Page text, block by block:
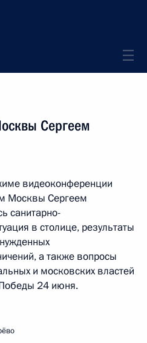
Сергеем
видеоконференции
Москвы Сергеем
санитарно-
в столице, результаты
а также вопросы
и московских властей
24 июня.